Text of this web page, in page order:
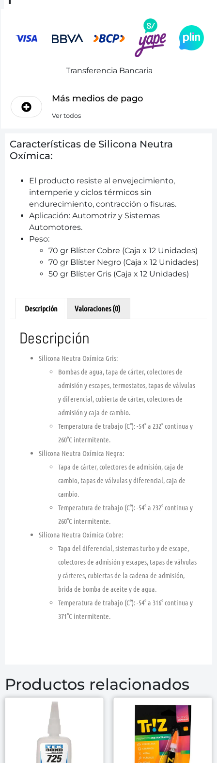
Transferencia Bancaria
Más medios de pago
Ver todos
Características de Silicona Neutra
Oxímica:
El producto resiste al envejecimiento,
intemperie y ciclos térmicos sin
endurecimiento, contracción o fisuras.
Aplicación: Automotriz y Sistemas
Automotores.
Peso:
70 gr Blíster Cobre (Caja x 12 Unidades)
70 gr Blíster Negro (Caja x 12 Unidades)
50 gr Blíster Gris (Caja x 12 Unidades)
Descripción Valoraciones (0)
Descripción
Silicona Neutra Oxímica Gris:
Bombas de agua, tapa de cárter, colectores de
admisión y escapes, termostatos, tapas de válvulas
y diferencial, cubierta de cárter, colectores de
admisión y caja de cambio.
Temperatura de trabajo (C°): -54° a 232° continua y
260°C intermitente.
Silicona Neutra Oxímica Negra:
Tapa de cárter, colectores de admisión, caja de
cambio, tapas de válvulas y diferencial, caja de
cambio.
Temperatura de trabajo (C°): -54° a 232° continua y
260°C intermitente.
Silicona Neutra Oxímica Cobre:
Tapa del diferencial, sistemas turbo y de escape,
colectores de admisión y escapes, tapas de válvulas
y cárteres, cubiertas de la cadena de admisión,
brida de bomba de aceite y de agua.
Temperatura de trabajo (C°): -54° a 316° continua y
371°C intermitente.
Productos relacionados